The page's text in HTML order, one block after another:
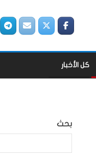
كل الأخبار
بحث